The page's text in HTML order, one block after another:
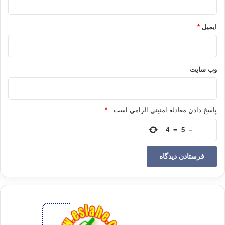
توانيم اين نمايشنامه ها را بازنويسي كنيم. مي توانيم الگوي جديدي
انتخاب كنيم و روابط تازه اي ايجاد نماييم. نمايشنامه هاي بهتر با
خواندن چند كتاب خوب حاصل نمي شوند، به الگوهاي مناسب احتياج
دوست داشتن دانش آموزان و با عشق ورزيدن به آنها تدريس اصول
صحيح آسان تر مي شود. با همدلي با اشخاص، توصيه و اندرز دادن
به آنها راحت تر مي شود.
بسياري از اختلافات زناشويي از آن روست كه زن و شوهر الگوهاي
متفاوتي دارند و از نمايشنامه هاي زندگي متفاوتي پيروي مي كنند.
در منزل عهده دار بوده و زن هم ممكن است باغباني و رسيدگي به
باغچه را وظيفه ي شوهرش بداند زيرا در كودكي وي پدرش به باغچه
ایمیل *
وب‌ سایت
پاسخ دادن معادله امنیتی الزامی است . *
−
5
=
4